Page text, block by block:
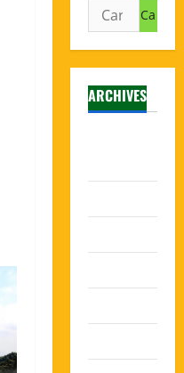
ARCHIVES